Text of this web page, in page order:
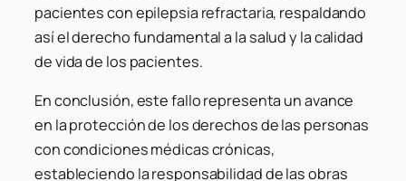
pacientes con epilepsia refractaria, respaldando
así el derecho fundamental a la salud y la calidad
de vida de los pacientes.
En conclusión, este fallo representa un avance
en la protección de los derechos de las personas
con condiciones médicas crónicas,
estableciendo la responsabilidad de las obras